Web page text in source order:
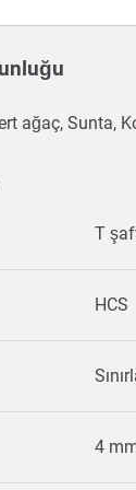
ağaç, Sunta,
T
HCS
4